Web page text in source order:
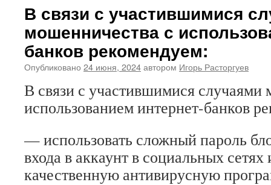
В связи с участившимися
мошенничества с
банков рекомендуем:
Опубликовано 24 июня, 2024автором Игорь Расторгуев
В связи с участившимися случаями
использованием интернет-банков
— использовать сложный пароль
входа в аккаунт в социальных
качественную антивирусную